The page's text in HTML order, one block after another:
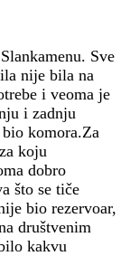
Sve
nije bila na
i veoma je
i zadnju
komora.Za
koju
dobro
što se tiče
bio rezervoar,
društvenim
kakvu